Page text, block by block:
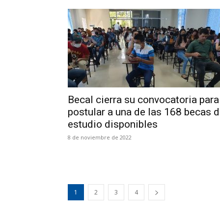
Becal cierra su convocatoria para
postular a una de las 168 becas
estudio disponibles
8 de noviembre de 2022
1 2 3 4